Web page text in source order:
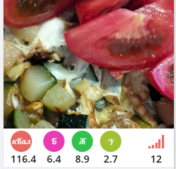
116.4 6.4 8.9 2.7 12